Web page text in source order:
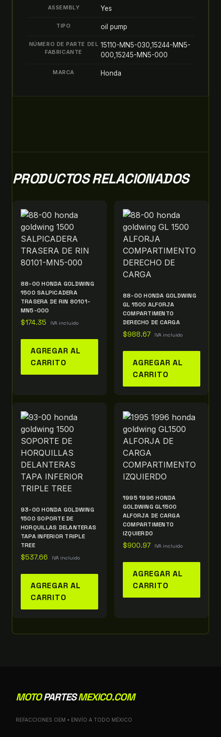
ASSEMBLY Yes
TIPO oil pump
NÚMERO DE PARTE DEL
FABRICANTE
15110-MN5-030,15244-MN5-
000,15245-MN5-000
MARCA Honda
PRODUCTOS RELACIONADOS
88-00 HONDA GOLDWING
1500 SALPICADERA
TRASERA DE RIN 80101-
MN5-000
$174.35 IVA incluido
AGREGAR AL
CARRITO
88-00 HONDA GOLDWING
GL 1500 ALFORJA
COMPARTIMENTO
DERECHO DE CARGA
$988.67 IVA incluido
AGREGAR AL
CARRITO
93-00 HONDA GOLDWING
1500 SOPORTE DE
HORQUILLAS DELANTERAS
TAPA INFERIOR TRIPLE
TREE
$537.66 IVA incluido
AGREGAR AL
CARRITO
1995 1996 HONDA
GOLDWING GL1500
ALFORJA DE CARGA
COMPARTIMENTO
IZQUIERDO
$900.97 IVA incluido
AGREGAR AL
CARRITO
MOTOPARTESMEXICO.COM
REFACCIONES OEM • ENVÍO A TODO MÉXICO